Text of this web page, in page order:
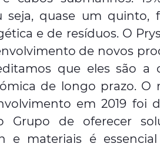
seja, quase um quinto,
e de resíduos. O
de novos
que eles são a
de longo prazo. O
em 2019 foi
Grupo de oferecer
e materiais é